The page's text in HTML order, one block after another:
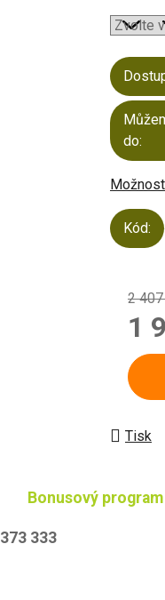
do:
Kód:
2
1
Tisk
Bonusový program
333